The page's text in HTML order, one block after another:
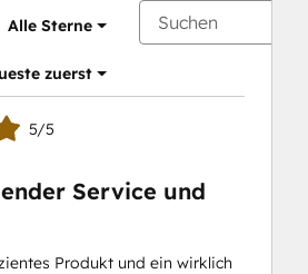
Alle Sterne
zuerst
5/5
Service und
Produkt und ein wirklich